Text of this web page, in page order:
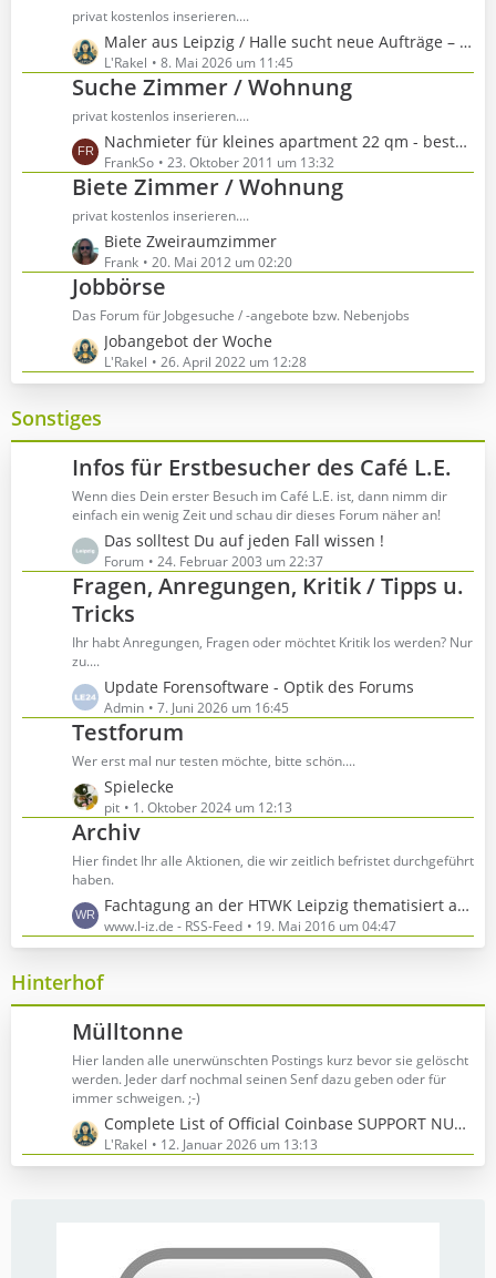
g
e
t
e
B
e
i
t
r
ä
e
privat kostenlos inserieren....
L
e
t
t
e
B
e
i
t
r
ä
g
Maler aus Leipzig / Halle sucht neue Aufträge – kurzfristig verfügbar
L'Rakel 8. Mai 2026 um 11:45
Suche Zimmer / Wohnung
privat kostenlos inserieren....
L
e
t
t
e
B
e
i
t
r
ä
e
Nachmieter für kleines apartment 22 qm - bestens auch für Rollstuhlfahrer
FrankSo 23. Oktober 2011 um 13:32
Biete Zimmer / Wohnung
privat kostenlos inserieren....
L
e
t
z
e
B
i
t
r
g
Biete Zweiraumzimmer
Frank 20. Mai 2012 um 02:20
Jobbörse
Das Forum für Jobgesuche / -angebote bzw. Nebenjobs
L
e
t
t
B
e
i
t
r
ä
g
e
Jobangebot der Woche
L'Rakel 26. April 2022 um 12:28
Sonstiges
Infos für Erstbesucher des Café L.E.
Wenn dies Dein erster Besuch im Café L.E. ist, dann nimm dir
einfach ein wenig Zeit und schau dir dieses Forum näher an!
L
e
t
z
t
e
B
e
i
t
r
ä
g
e
Das solltest Du auf jeden Fall wissen !
Forum 24. Februar 2003 um 22:37
Fragen, Anregungen, Kritik / Tipps u.
Tricks
Ihr habt Anregungen, Fragen oder möchtet Kritik los werden? Nur
zu....
L
e
t
z
e
B
e
i
t
r
ä
g
e
Update Forensoftware - Optik des Forums
Admin 7. Juni 2026 um 16:45
Testforum
Wer erst mal nur testen möchte, bitte schön....
L
e
t
z
t
B
e
t
r
ä
g
e
Spielecke
pit 1. Oktober 2024 um 12:13
Archiv
Hier findet Ihr alle Aktionen, die wir zeitlich befristet durchgeführt
haben.
L
e
t
z
t
B
e
i
t
r
ä
g
Fachtagung an der HTWK Leipzig thematisiert aktuelle Fragen der Energieversorgung
www.l-iz.de - RSS-Feed 19. Mai 2016 um 04:47
Hinterhof
Mülltonne
Hier landen alle unerwünschten Postings kurz bevor sie gelöscht
werden. Jeder darf nochmal seinen Senf dazu geben oder für
immer schweigen. ;-)
L
e
t
Complete List of Official Coinbase SUPPORT NUMBER™️Contact Numbers
L'Rakel 12. Januar 2026 um 13:13